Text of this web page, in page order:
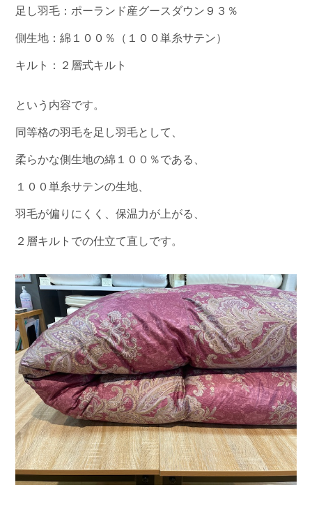
足し羽毛：ポーランド産グースダウン９３％
側生地：綿１００％（１００単糸サテン）
キルト：２層式キルト
という内容です。
同等格の羽毛を足し羽毛として、
柔らかな側生地の綿１００％である、
１００単糸サテンの生地、
羽毛が偏りにくく、保温力が上がる、
２層キルトでの仕立て直しです。